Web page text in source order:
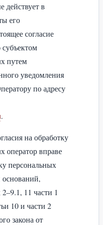
действует в
его
согласие
путем
уведомления
по адресу
.
на обработку
оператор вправе
персональных
11 части 1
10 и части 2
закона от